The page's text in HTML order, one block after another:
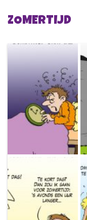
ZOMERTIJD